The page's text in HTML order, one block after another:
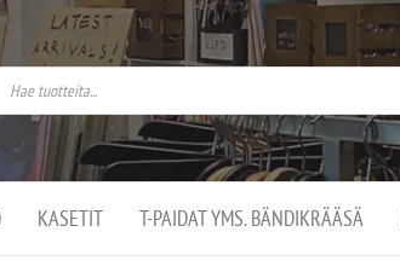
KASETIT T-PAIDAT YMS. BÄNDIKRÄÄSÄ